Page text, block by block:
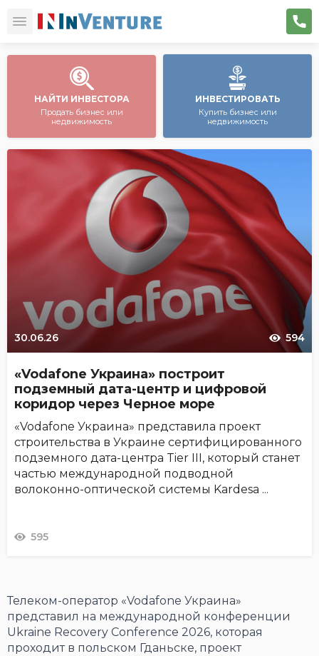
НАЙТИ ИНВЕСТОРА
Продать бизнес или
недвижимость
ИНВЕСТИРОВАТЬ
Купить бизнес или
недвижимость
30.06.26 594
«Vodafone Украина» построит
подземный дата-центр и цифровой
коридор через Черное море
«Vodafone Украина» представила проект
строительства в Украине сертифицированного
подземного дата-центра Tier III, который станет
частью международной подводной
волоконно-оптической системы Kardesa ...
595
Телеком-оператор «Vodafone Украина»
представил на международной конференции
Ukraine Recovery Conference 2026, которая
проходит в польском Гданьске, проект